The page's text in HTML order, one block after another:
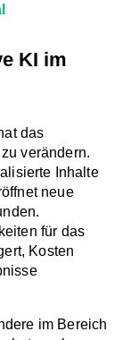
KI im
das
verändern.
Inhalte
neue
für das
Kosten
im Bereich